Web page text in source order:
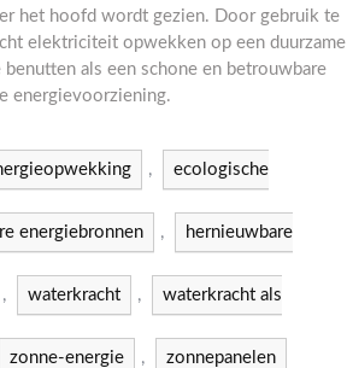
het hoofd wordt gezien. Door gebruik te
elektriciteit opwekken op een duurzame
als een schone en betrouwbare
energievoorziening.
, ecologische
energiebronnen , hernieuwbare
, waterkracht , waterkracht als
zonne-energie , zonnepanelen